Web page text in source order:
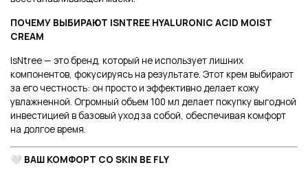
ПОЧЕМУ ВЫБИРАЮТ ISNTREE HYALURONIC ACID MOIST
CREAM
IsNtree — это бренд, который не использует лишних
компонентов, фокусируясь на результате. Этот крем выбирают
за его честность: он просто и эффективно делает кожу
увлажненной. Огромный объем 100 мл делает покупку выгодной
инвестицией в базовый уход за собой, обеспечивая комфорт
на долгое время.
🤍 ВАШ КОМФОРТ СО SKIN BE FLY